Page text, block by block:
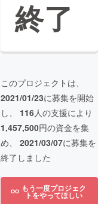
終了
このプロジェクトは、
2021/01/23に募集を開始
し、 116人の支援により
1,457,500円の資金を集
め、 2021/03/07に募集を
終了しました
もう一度プロジェク
トをやってほしい